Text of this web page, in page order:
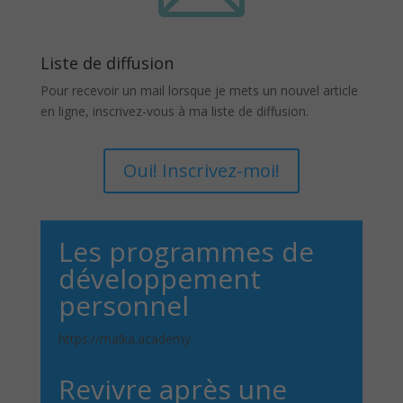
Liste de diffusion
Pour recevoir un mail lorsque je mets un nouvel article
en ligne, inscrivez-vous à ma liste de diffusion.
Oui! Inscrivez-moi!
Les programmes de
développement
personnel
https://malka.academy
Revivre après une